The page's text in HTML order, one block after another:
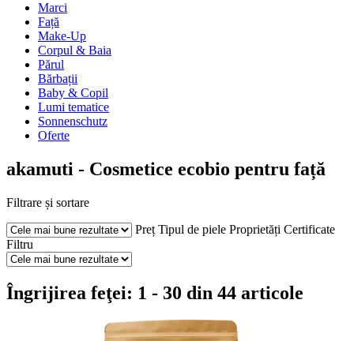
Marci
Față
Make-Up
Corpul & Baia
Părul
Bărbații
Baby & Copil
Lumi tematice
Sonnenschutz
Oferte
akamuti - Cosmetice ecobio pentru față
Filtrare și sortare
Preț Tipul de piele Proprietăți Certificate
Filtru
Îngrijirea feţei: 1 - 30 din 44 articole